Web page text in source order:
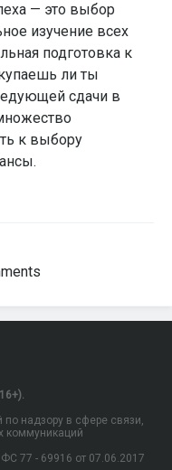
— это выбор
изучение всех
подготовка к
ли ты
сдачи в
к выбору
надзору в сфере связи,
коммуникаций
77 - 69916 от 07.06.2017